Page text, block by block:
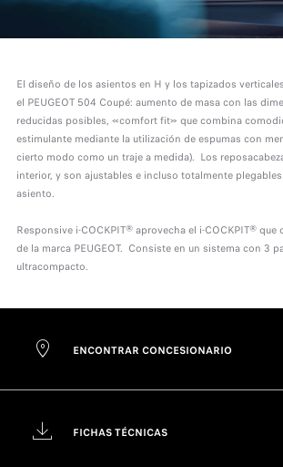
El diseño de los asientos en H y los tapizados
el PEUGEOT 504 Coupé: aumento de masa con las
reducidas posibles, «comfort fit» que combina
estimulante mediante la utilización de espumas con
cierto modo como un traje a medida). Los
interior, y son ajustables e incluso totalmente
asiento.
Responsive i-COCKPIT® aprovecha el i-COCKPIT® que
de la marca PEUGEOT. Consiste en un sistema con 3
ultracompacto.
ENCONTRAR CONCESIONARIO
FICHAS TÉCNICAS